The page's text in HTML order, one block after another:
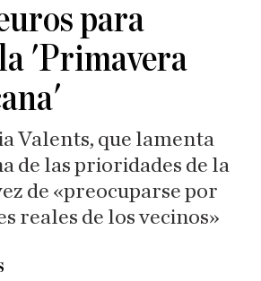
para
'Primavera
Valents, que lamenta
de las prioridades de la
de «preocuparse por
reales de los vecinos»